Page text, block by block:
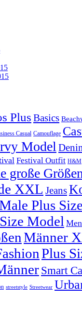
Plus Basics
Casual Camouflage
Model
Festival Outfit H&M
große Größen
XXL Jeans
Plus
Model
Männer
Plus
Smart
streetstyle Streetwear